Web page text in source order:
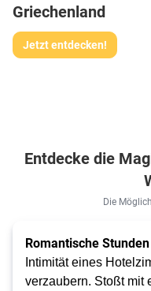
Griechenland
Jetzt entdecken!
Entdecke die
Die
Romantische
Intimität eines
verzaubern. Stoßt mit